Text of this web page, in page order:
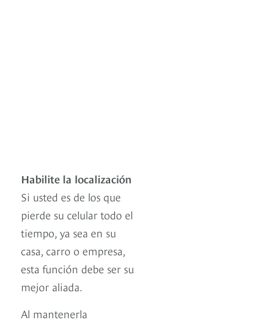
Habilite la localización
Si usted es de los que
pierde su celular todo el
tiempo, ya sea en su
casa, carro o empresa,
esta función debe ser su
mejor aliada.
Al mantenerla